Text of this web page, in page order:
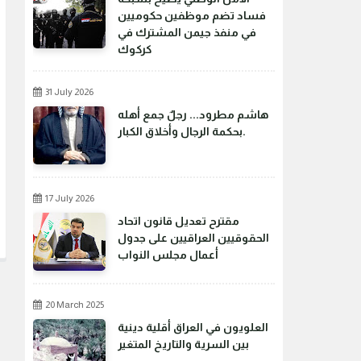
فساد تضم موظفين حكوميين
في منفذ جيمن المشترك في
كركوك
31 July 2026
هاشم مطرود... رجلٌ جمع أهله
بحكمة الرجال وأخلاق الكبار.
17 July 2026
مقترح تعديل قانون اتحاد
الحقوقيين العراقيين على جدول
أعمال مجلس النواب
20 March 2025
العلويون في العراق أقلية دينية
بين السرية والتاريخ المتغير